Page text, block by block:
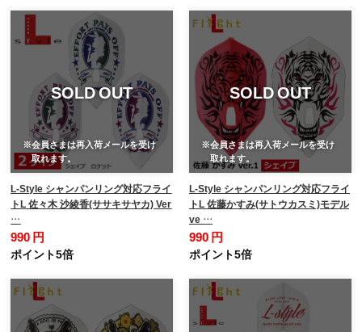
SOLD OUT
※会員さまは再入荷メールを受け
取れます。
L-Style シャンパンリング対応フライ
トL 佐々木 沙綾香(ササキサヤカ) Ver
…
990 円
ポイント5倍
SOLD OUT
※会員さまは再入荷メールを受け
取れます。
L-Style シャンパンリング対応フライ
トL 佐藤かすみ(サトウカスミ)モデル
ve …
990 円
ポイント5倍